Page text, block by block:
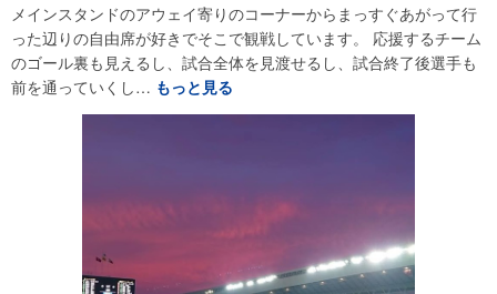
メインスタンドのアウェイ寄りのコーナーからまっすぐあがって行
った辺りの自由席が好きでそこで観戦しています。 応援するチーム
のゴール裏も見えるし、試合全体を見渡せるし、試合終了後選手も
前を通っていくし… もっと見る